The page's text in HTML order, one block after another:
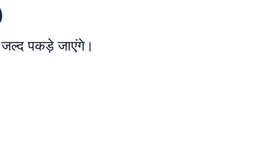
पकड़े जाएंगे।